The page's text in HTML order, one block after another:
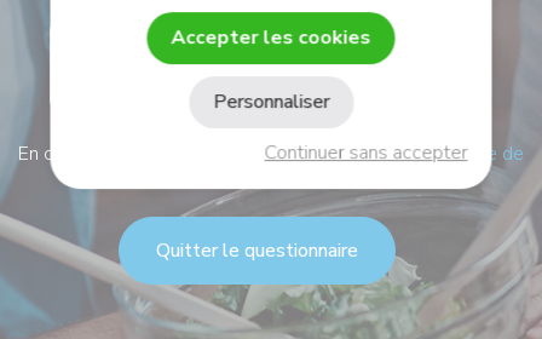
Une femme
En continuant, je confirme avoir lu et j'acceptela politique de
confidentialité
Quitter le questionnaire
Accepter les cookies
Continuer sans accepter
Personnaliser